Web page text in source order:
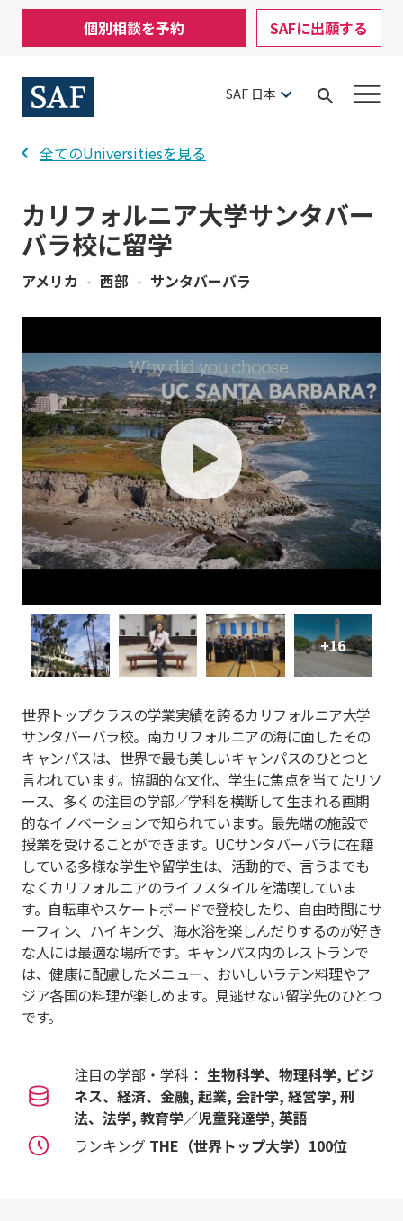
Skip
main
content
Mobile
Utility
Menu
個別相談を予約 SAFに出願する
SAF 日本
Open
全てのUniversitiesを見る
カリフォルニア大学サンタバー
バラ校に留学
アメリカ • 西部 • サンタバーバラ
play
+16
世界トップクラスの学業実績を誇るカリフォルニア大学
サンタバーバラ校。南カリフォルニアの海に面したその
キャンパスは、世界で最も美しいキャンパスのひとつと
言われています。協調的な文化、学生に焦点を当てたリソ
ース、多くの注目の学部／学科を横断して生まれる画期
的なイノベーションで知られています。最先端の施設で
授業を受けることができます。UCサンタバーバラに在籍
している多様な学生や留学生は、活動的で、言うまでも
なくカリフォルニアのライフスタイルを満喫していま
す。自転車やスケートボードで登校したり、自由時間にサ
ーフィン、ハイキング、海水浴を楽しんだりするのが好き
な人には最適な場所です。キャンパス内のレストランで
は、健康に配慮したメニュー、おいしいラテン料理やア
ジア各国の料理が楽しめます。見逃せない留学先のひとつ
です。
注目の学部・学科： 生物科学、物理科学, ビジ
ネス、経済、金融, 起業, 会計学, 経営学, 刑
法、法学, 教育学／児童発達学, 英語
ランキング THE（世界トップ大学）100位